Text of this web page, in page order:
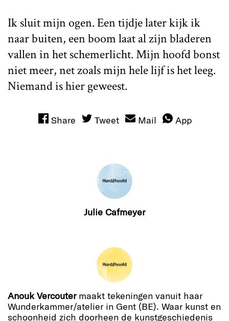
Ik sluit mijn ogen. Een tijdje later kijk ik
naar buiten, een boom laat al zijn bladeren
vallen in het schemerlicht. Mijn hoofd bonst
niet meer, net zoals mijn hele lijf is het leeg.
Niemand is hier geweest.
Share Tweet Mail App
Julie Cafmeyer
Anouk Vercoutermaakt tekeningen vanuit haar
Wunderkammer/atelier in Gent (BE). Waar kunst en
schoonheid zich doorheen de kunstgeschiedenis